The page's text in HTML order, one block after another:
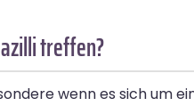
treffen?
wenn es sich um